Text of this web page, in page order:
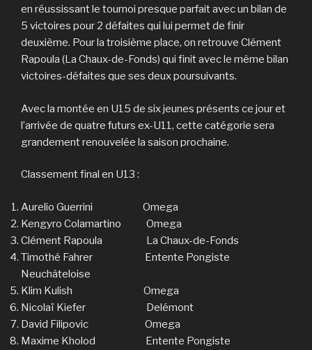
en réussissant le tournoi presque parfait avec un bilan de
5 victoires pour 2 défaites qui lui permet de finir
deuxième. Pour la troisième place, on retrouve Clément
Rapoula (La Chaux-de-Fonds) qui finit avec le même bilan
victoires-défaites que ses deux poursuivants.
Avec la montée en U15 de six jeunes présents ce jour et
l’arrivée de quatre futurs ex-U11, cette catégorie sera
grandement renouvelée la saison prochaine.
Classement final en U13 :
Aurelio Guerrini Omega
Kengyro Colamartino Omega
Clément Rapoula La Chaux-de-Fonds
Timothé Fahrer Entente Pongiste
Neuchâteloise
Klim Kulish Omega
Nicolaï Kiefer Delémont
David Filipovic Omega
Maxime Kholod Entente Pongiste